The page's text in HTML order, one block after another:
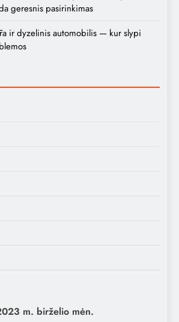
geresnis pasirinkimas
ir dyzelinis automobilis — kur slypi
m. birželio mėn.